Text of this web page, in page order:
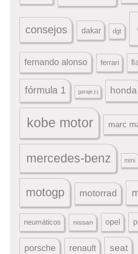
consejos dakar dgt
fernando alonso ferrari
fórmula 1 garaje j-j honda
kobe motor marc
mercedes-benz mini
motogp motorrad
neumáticos nissan opel
porsche renault seat